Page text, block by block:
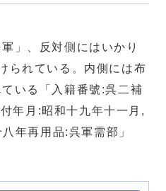
」、反対側にはいかり
られている。内側には布
いる「入籍番號:呉二補
年月:昭和十九年十一月,
年再用品:呉軍需部」